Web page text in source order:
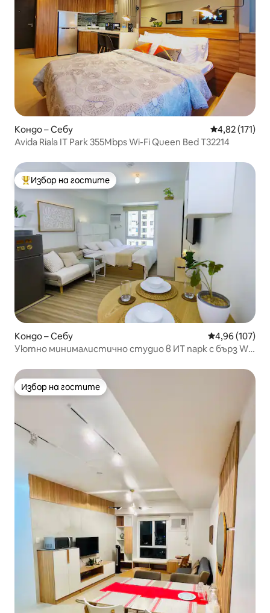
Кондо – Себу Средна
4,82 (171)
Avida Riala IT Park 355Mbps Wi-Fi Queen Bed T32214
Най-популярен избор на гостите
Избор на гостите
Кондо – Себу Средна
4,96 (107)
Уютно минималистично студио в ИТ парк с бърз Wi -
Избор на гостите
Избор на гостите